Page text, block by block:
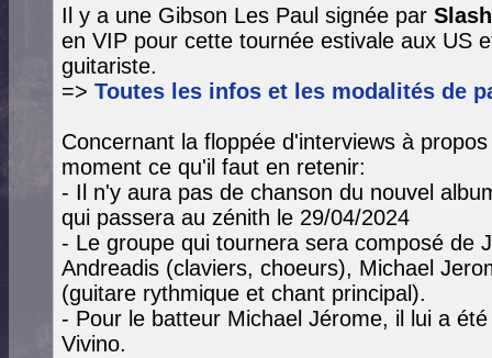
Il y a une Gibson Les Paul signée par
en VIP pour cette tournée estivale aux US
guitariste.
=> Toutes les infos et les modalités de
Concernant la floppée d'interviews à
moment ce qu'il faut en retenir:
- Il n'y aura pas de chanson du nouvel
qui passera au zénith le 29/04/2024
- Le groupe qui tournera sera composé de
Andreadis (claviers, choeurs), Michael
(guitare rythmique et chant principal).
- Pour le batteur Michael Jérome, il lui a
Vivino.